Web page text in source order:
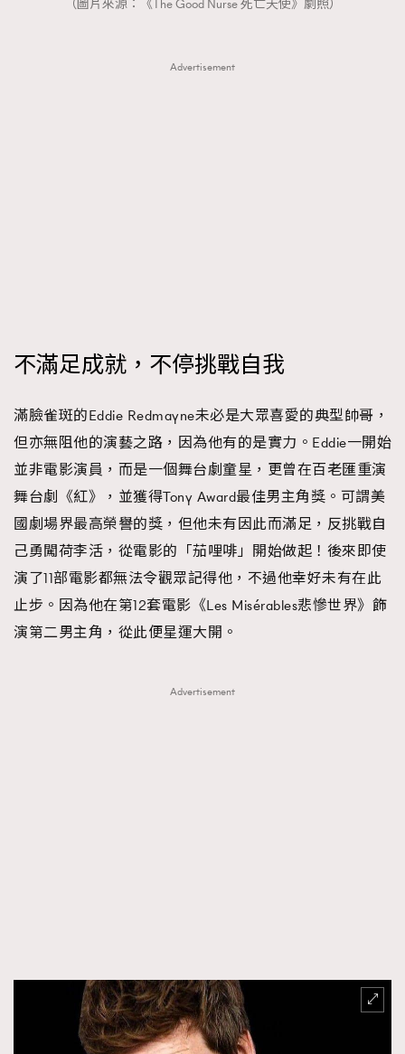
FashionWeek
（圖片來源：《The Good Nurse 死亡天使》劇照）
Advertisement
不滿足成就，不停挑戰自我
滿臉雀斑的Eddie Redmayne未必是大眾喜愛的典型帥哥，
但亦無阻他的演藝之路，因為他有的是實力。Eddie一開始
並非電影演員，而是一個舞台劇童星，更曾在百老匯重演
舞台劇《紅》，並獲得Tony Award最佳男主角獎。可謂美
國劇場界最高榮譽的獎，但他未有因此而滿足，反挑戰自
己勇闖荷李活，從電影的「茄哩啡」開始做起！後來即使
演了11部電影都無法令觀眾記得他，不過他幸好未有在此
止步。因為他在第12套電影《Les Misérables悲慘世界》飾
演第二男主角，從此便星運大開。
Advertisement